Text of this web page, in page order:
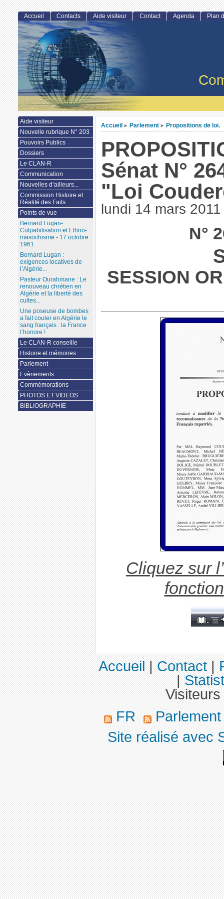
Accueil > Parlement > Propositions de loi.
Sénat N°
"Loi
lundi 14 mars 2011
N°
SESSION
Cliquez sur
fonction
Accueil Contacts Aide visiteur Contact Agenda Plan
Aide visiteur
Nouvelle rubrique N° 203
Pouvoirs Publics
Dossiers
Le CLAN-R
Communication
Nouvelles d’ailleurs...
Commission Histoire et
Réalité des Faits
Points de vue
Bernard Lugan-
Culpabilisation et Ethno-
masochisme - 17 octobre
1961
Bernard Lugan :
exigences locatives de
l’Algérie...
Pasteur Ourahmane : Le
renouveau chrétien en
Algérie et la liberté des
cultes...
Une poseuse de bombes
a fait couler en Algérie le
sang français : la France
l’honore !
Le CLAN-R conseille
Histoire et mémoires
Parlement
Evènements
Commémorations
PHOTOS ET VIDEOS
BIBLIOGRAPHIE
Accueil|Contact|
|
FR
Site réalisé avec